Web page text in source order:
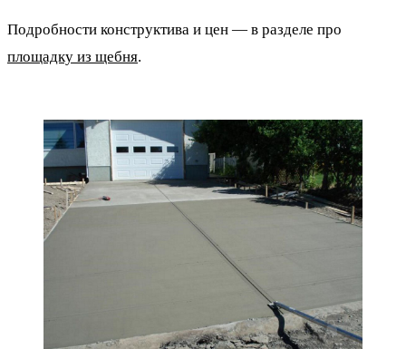
Подробности конструктива и цен — в разделе про
площадку из щебня.